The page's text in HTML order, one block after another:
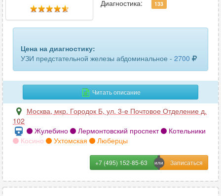
забрюшинного пространства
кишечника
кожи 25
коленного сустава 197
копчика
легких и бронхов
347
лимфоузлов брюшной полости 80
Диагностика: 133
Цена на диагностику:
УЗИ предстательной железы абдоминальное - 2700
Читать описание
Москва, мкр. Городок Б, ул. 3-е Почтовое Отделение д.
102
Жулебино
Лермонтовский проспект
Котельники
Косино
Ухтомская Люберцы
+7 (495) 152-85-63